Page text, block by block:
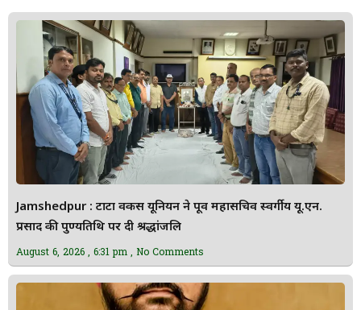
Jamshedpur : टाटा वर्कर्स यूनियन ने पूर्व महासचिव स्वर्गीय यू.एन.
प्रसाद की पुण्यतिथि पर दी श्रद्धांजलि
August 6, 2026 6:31 pm No Comments